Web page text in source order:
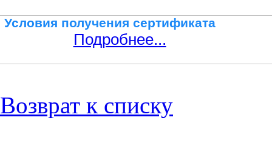
Условия получения сертификата
Подробнее...
Возврат к списку